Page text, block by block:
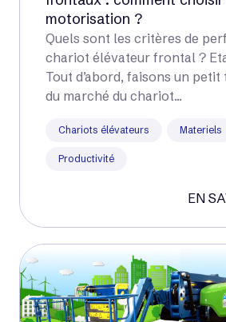
motorisation ?
Quels sont les critères de
chariot élévateur frontal ?
Tout d’abord, faisons un
du marché du chariot...
Chariots élévateurs Materiels
Productivité
EN